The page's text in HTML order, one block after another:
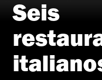
©DR | Cones da Mercantina
Seis